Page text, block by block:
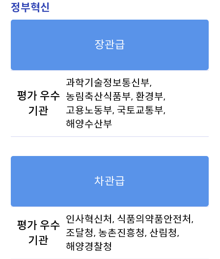
정부혁신
장관급
평가 우수
기관
과학기술정보통신부,
농림축산식품부, 환경부,
고용노동부, 국토교통부,
해양수산부
차관급
평가 우수
기관
인사혁신처, 식품의약품안전처,
조달청, 농촌진흥청, 산림청,
해양경찰청